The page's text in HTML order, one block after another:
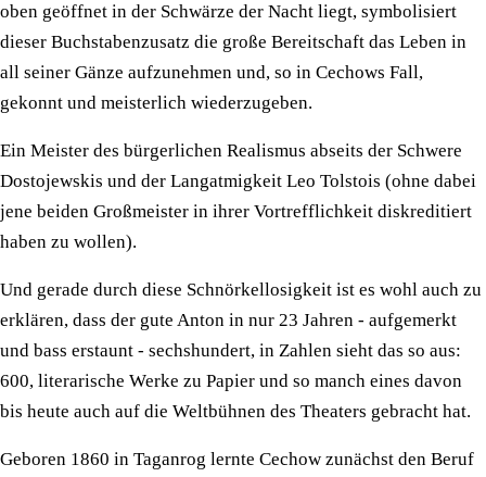
oben geöffnet in der Schwärze der Nacht liegt, symbolisiert
dieser Buchstabenzusatz die große Bereitschaft das Leben in
all seiner Gänze aufzunehmen und, so in Cechows Fall,
gekonnt und meisterlich wiederzugeben.
Ein Meister des bürgerlichen Realismus abseits der Schwere
Dostojewskis und der Langatmigkeit Leo Tolstois (ohne dabei
jene beiden Großmeister in ihrer Vortrefflichkeit diskreditiert
haben zu wollen).
Und gerade durch diese Schnörkellosigkeit ist es wohl auch zu
erklären, dass der gute Anton in nur 23 Jahren - aufgemerkt
und bass erstaunt - sechshundert, in Zahlen sieht das so aus:
600, literarische Werke zu Papier und so manch eines davon
bis heute auch auf die Weltbühnen des Theaters gebracht hat.
Geboren 1860 in Taganrog lernte Cechow zunächst den Beruf